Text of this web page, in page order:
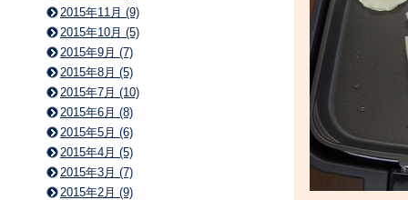
2015年11月 (9)
2015年10月 (5)
2015年9月 (7)
2015年8月 (5)
2015年7月 (10)
2015年6月 (8)
2015年5月 (6)
2015年4月 (5)
2015年3月 (7)
2015年2月 (9)